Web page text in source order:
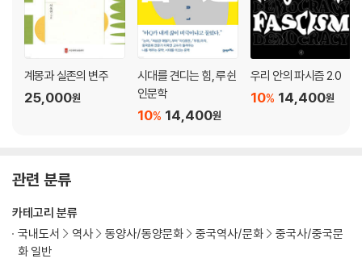
시안판 삼합 요리
양고기 요리 천국인 회족거리
당나라를 세계 최고 국가로 만든 것은 무엇일까
김춘추가 신라에 당나라 색깔을 입힌 까닭
소에게 경을 읽어주려거든 이렇게 해라
혁명의 성지, 옌안의 현실을 비판한 딩링
지난ㆍ붉은 수수밭의 생명력은 어떻게 퇴화했는가
태산이 지닌 인문적 의미
격식이 까다로운 공자의 후손 산둥 사람들
계몽과 실존의 변주
25,000원
시대를 견디는 힘, 루쉰
인문학
14,400원
10%
우리 안의 파시즘 2.0
14,400원
10%
관련 분류
카테고리 분류
국내도서
역사 동양사/동양문화 중국역사/문화
중국사/중국문
화 일반